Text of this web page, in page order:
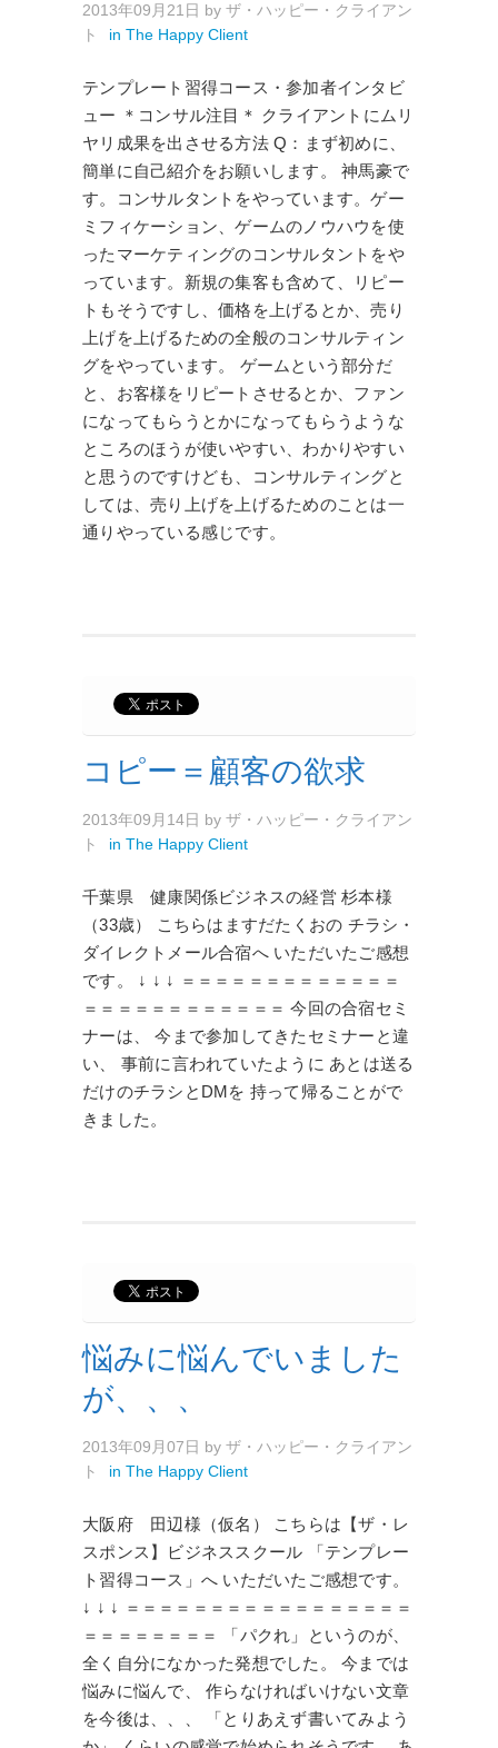
2013年09月21日 by ザ・ハッピー・クライアン
ト
in The Happy Client
テンプレート習得コース・参加者インタビ
ュー ＊コンサル注目＊ クライアントにムリ
ヤリ成果を出させる方法 Q：まず初めに、
簡単に自己紹介をお願いします。 神馬豪で
す。コンサルタントをやっています。ゲー
ミフィケーション、ゲームのノウハウを使
ったマーケティングのコンサルタントをや
っています。新規の集客も含めて、リピー
トもそうですし、価格を上げるとか、売り
上げを上げるための全般のコンサルティン
グをやっています。 ゲームという部分だ
と、お客様をリピートさせるとか、ファン
になってもらうとかになってもらうような
ところのほうが使いやすい、わかりやすい
と思うのですけども、コンサルティングと
しては、売り上げを上げるためのことは一
通りやっている感じです。
コピー＝顧客の欲求
2013年09月14日 by ザ・ハッピー・クライアン
ト
in The Happy Client
千葉県 健康関係ビジネスの経営 杉本様
（33歳） こちらはますだたくおの チラシ・
ダイレクトメール合宿へ いただいたご感想
です。 ↓ ↓ ↓ ＝＝＝＝＝＝＝＝＝＝＝＝＝
＝＝＝＝＝＝＝＝＝＝＝＝ 今回の合宿セミ
ナーは、 今まで参加してきたセミナーと違
い、 事前に言われていたように あとは送る
だけのチラシとDMを 持って帰ることがで
きました。
悩みに悩んでいました
が、、、
2013年09月07日 by ザ・ハッピー・クライアン
ト
in The Happy Client
大阪府 田辺様（仮名） こちらは【ザ・レ
スポンス】ビジネススクール 「テンプレー
ト習得コース」へ いただいたご感想です。
↓ ↓ ↓ ＝＝＝＝＝＝＝＝＝＝＝＝＝＝＝＝＝
＝＝＝＝＝＝＝＝ 「パクれ」というのが、
全く自分になかった発想でした。 今までは
悩みに悩んで、 作らなければいけない文章
を今後は、、、 「とりあえず書いてみよう